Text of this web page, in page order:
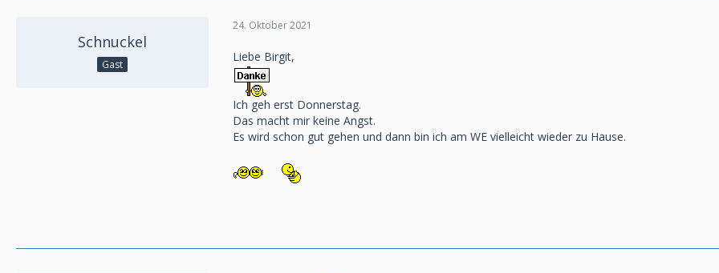
Schnuckel
Gast
24. Oktober 2021
Liebe Birgit,
Ich geh erst Donnerstag.
Das macht mir keine Angst.
Es wird schon gut gehen und dann bin ich am WE vielleicht wieder zu Hause.